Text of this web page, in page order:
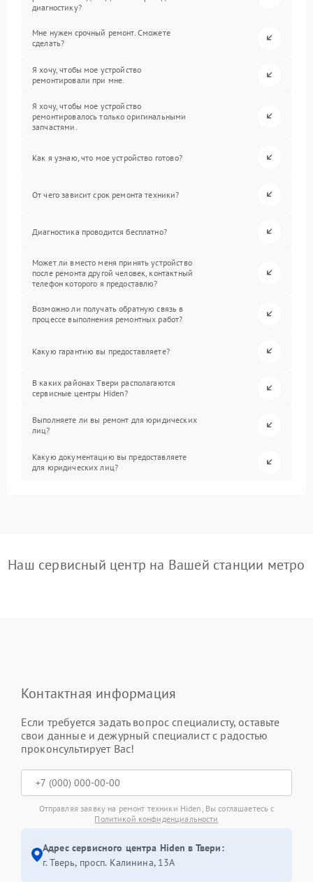
диагностику?
Мне нужен срочный ремонт. Сможете
сделать?
Я хочу, чтобы мое устройство
ремонтировали при мне.
Я хочу, чтобы мое устройство
ремонтировалось только оригинальными
запчастями.
Как я узнаю, что мое устройство готово?
От чего зависит срок ремонта техники?
Диагностика проводится бесплатно?
Может ли вместо меня принять устройство
после ремонта другой человек, контактный
телефон которого я предоставлю?
Возможно ли получать обратную связь в
процессе выполнения ремонтных работ?
Какую гарантию вы предоставляете?
В каких районах Твери располагаются
сервисные центры Hiden?
Выполняете ли вы ремонт для юридических
лиц?
Какую документацию вы предоставляете
для юридических лиц?
Наш сервисный центр на Вашей станции метро
Контактная информация
Если требуется задать вопрос специалисту, оставьте
свои данные и дежурный специалист с радостью
проконсультирует Вас!
Отправляя заявку на ремонт техники Hiden, Вы соглашаетесь с
Политикой конфиденциальности
Адрес сервисного центра Hiden в Твери:
г. Тверь, просп. Калинина, 13А